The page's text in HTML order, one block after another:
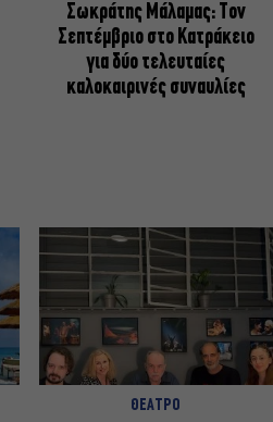
Σωκράτης Μάλαμας: Τον
Σεπτέμβριο στο Κατράκειο
για δύο τελευταίες
καλοκαιρινές συναυλίες
ΘΕΑΤΡΟ